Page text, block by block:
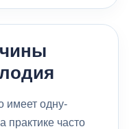
имеет одну-
практике часто